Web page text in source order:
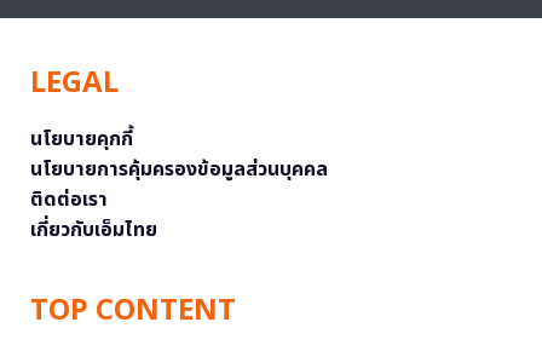
LEGAL
นโยบายคุกกี้
นโยบายการคุ้มครองข้อมูลส่วนบุคคล
ติดต่อเรา
เกี่ยวกับเอ็มไทย
TOP CONTENT